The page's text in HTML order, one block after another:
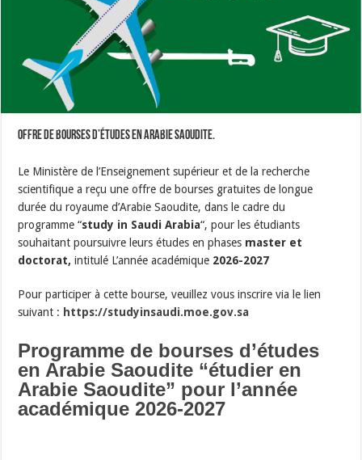
offre de bourses d’études en Arabie Saoudite.
Le Ministère de l’Enseignement supérieur et de la recherche
scientifique a reçu une offre de bourses gratuites de longue
durée du royaume d’Arabie Saoudite, dans le cadre du
programme “study in Saudi Arabia“, pour les étudiants
souhaitant poursuivre leurs études en phases master et
doctorat, intitulé L’année académique 2026-2027
Pour participer à cette bourse, veuillez vous inscrire via le lien
suivant : https://studyinsaudi.moe.gov.sa
Programme de bourses d’études
en Arabie Saoudite “étudier en
Arabie Saoudite” pour l’année
académique 2026-2027